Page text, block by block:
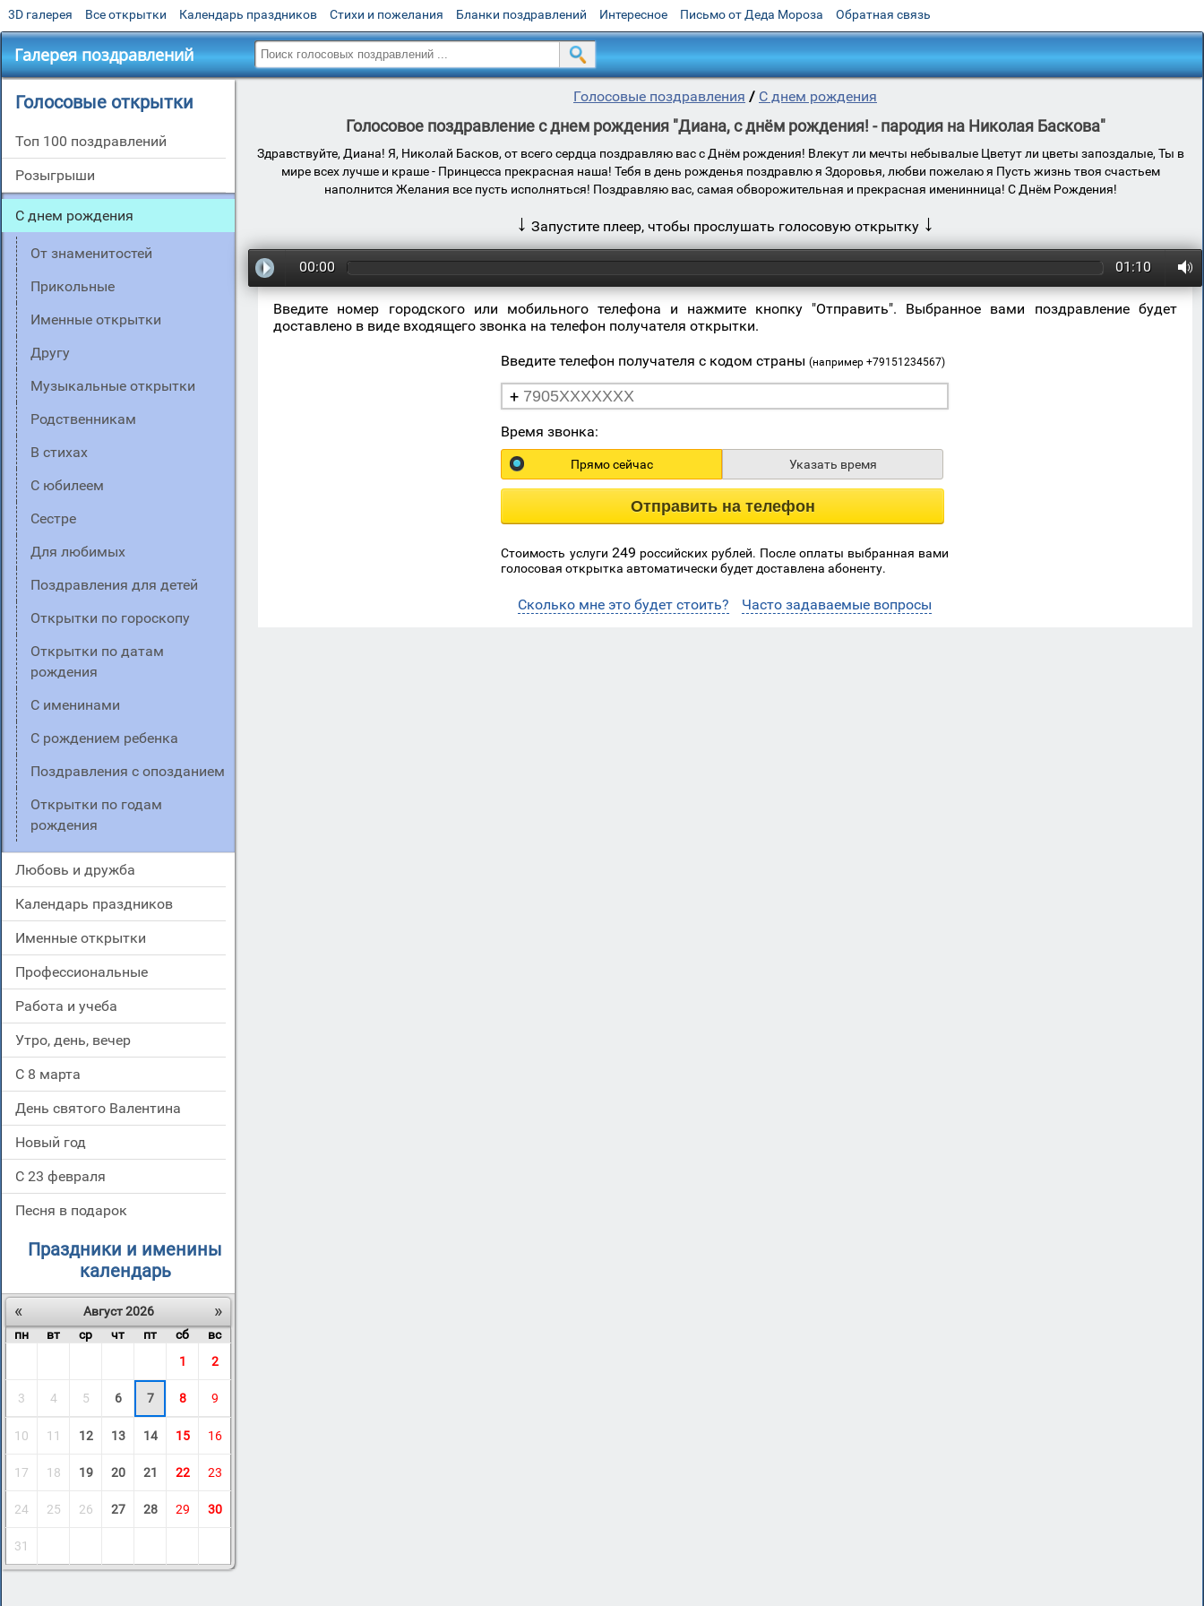
3D галерея Все открытки Календарь праздников Стихи и пожелания Бланки поздравлений Интересное Письмо от Деда Мороза Обратная связь
Галерея поздравлений
Голосовые открытки
Топ 100 поздравлений
Розыгрыши
С днем рождения
От знаменитостей
Прикольные
Именные открытки
Другу
Музыкальные открытки
Родственникам
В стихах
C юбилеем
Сестре
Для любимых
Поздравления для детей
Открытки по гороскопу
Открытки по датам
рождения
С именинами
С рождением ребенка
Поздравления с опозданием
Открытки по годам
рождения
Любовь и дружба
Календарь праздников
Именные открытки
Профессиональные
Работа и учеба
Утро, день, вечер
С 8 марта
День святого Валентина
Новый год
С 23 февраля
Песня в подарок
Праздники и именины
календарь
«
»
Август 2026
пн
вт ср чт пт сб
вс
1
2
3 4 5 6 7 8 9
10 11 12 13 14 15 16
17 18 19 20 21 22 23
24 25 26 27 28 29 30
31
Голосовые поздравления / С днем рождения
Голосовое поздравление с днем рождения "Диана, с днём рождения! - пародия на Николая Баскова"
Здравствуйте, Диана! Я, Николай Басков, от всего сердца поздравляю вас с Днём рождения! Влекут ли мечты небывалые Цветут ли цветы запоздалые, Ты в
мире всех лучше и краше - Принцесса прекрасная наша! Тебя в день рожденья поздравлю я Здоровья, любви пожелаю я Пусть жизнь твоя счастьем
наполнится Желания все пусть исполняться! Поздравляю вас, самая обворожительная и прекрасная именинница! С Днём Рождения!
↓ Запустите плеер, чтобы прослушать голосовую открытку ↓
00:00 01:10
Введите номер городского или мобильного телефона и нажмите кнопку "Отправить". Выбранное вами поздравление будет
доставлено в виде входящего звонка на телефон получателя открытки.
Введите телефон получателя с кодом страны(например +79151234567)
+
Время звонка:
Прямо сейчас Указать время
Отправить на телефон
Стоимость услуги 249 российских рублей. После оплаты выбранная вами
голосовая открытка автоматически будет доставлена абоненту.
Сколько мне это будет стоить? Часто задаваемые вопросы